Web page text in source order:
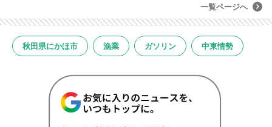
一覧ページへ
秋田県にかほ市 漁業 ガソリン 中東情勢